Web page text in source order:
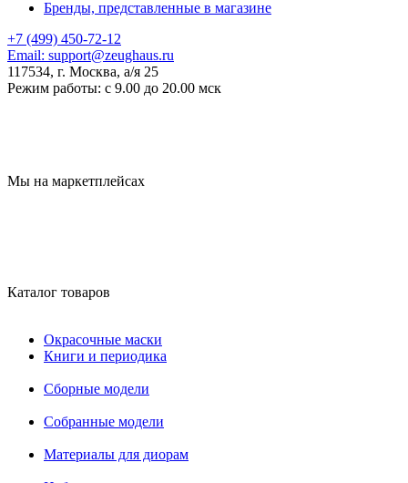
Бренды, представленные в магазине
+7 (499) 450-72-12
Email: support@zeughaus.ru
117534, г. Москва, а/я 25
Режим работы: с 9.00 до 20.00 мск
Мы на маркетплейсах
Каталог товаров
Окрасочные маски
Книги и периодика
Сборные модели
Собранные модели
Материалы для диорам